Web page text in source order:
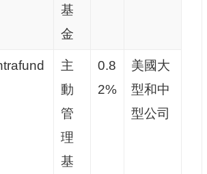
基
金
主
動
管
理
基
0.8
2%
美國大
型和中
型公司